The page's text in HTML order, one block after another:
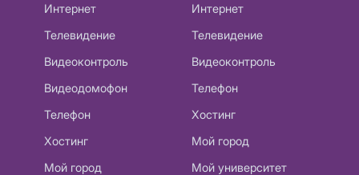
Интернет
Телевидение
Видеоконтроль
Видеодомофон
Телефон
Хостинг
Мой город
Интернет
Телевидение
Видеоконтроль
Телефон
Хостинг
Мой город
Мой университет